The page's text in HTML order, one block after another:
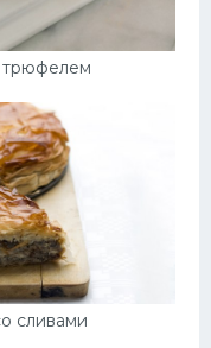
трюфелем
сливами